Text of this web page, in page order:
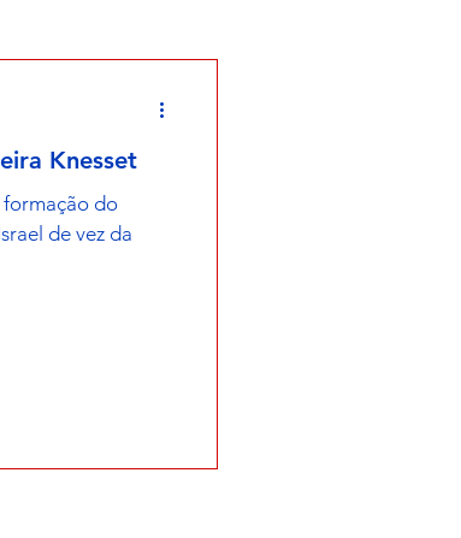
Knesset
formação do
de vez da